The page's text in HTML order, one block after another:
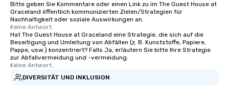
Bitte geben Sie Kommentare oder einen Link zu im The Guest House at
Graceland öffentlich kommunizierten Zielen/Strategien für
Nachhaltigkeit oder soziale Auswirkungen an.
Keine Antwort.
Hat The Guest House at Graceland eine Strategie, die sich auf die
Beseitigung und Umleitung von Abfällen (z. B. Kunststoffe, Papiere,
Pappe, usw.) konzentriert? Falls Ja, erläutern Sie bitte Ihre Strategie
zur Abfallvermeidung und -vermeidung.
Keine Antwort.
DIVERSITÄT UND INKLUSION